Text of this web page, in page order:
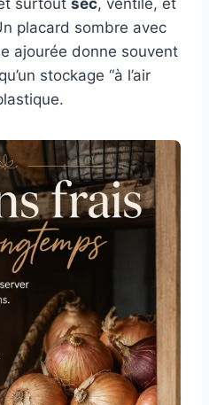
surtout sec, ventilé, et
placard sombre avec
ajourée donne souvent
stockage “à l’air